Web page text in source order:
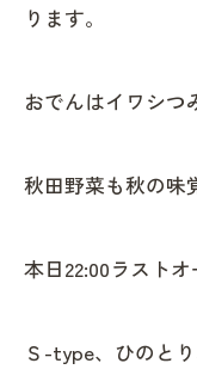
ります。
おでんはイワシつ
秋田野菜も秋の味
本日22:00ラストオ
Ｓ-type、ひのと